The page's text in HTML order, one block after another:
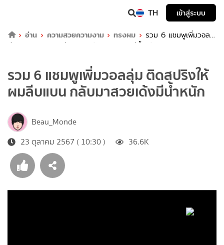
TH
เข้าสู่ระบบ
อ่าน
ความสวยความงาม ทรงผม
รวม 6 แชมพูเพิ่มวอล
ลุ่ม ติดสปริงให้ผมลีบแบน กลับมาสวยเด้งมีน้ำหนัก
รวม 6 แชมพูเพิ่มวอลลุ่ม ติดสปริงให้
ผมลีบแบน กลับมาสวยเด้งมีน้ำหนัก
Beau_Monde
23 ตุลาคม 2567 ( 10:30 )
36.6K